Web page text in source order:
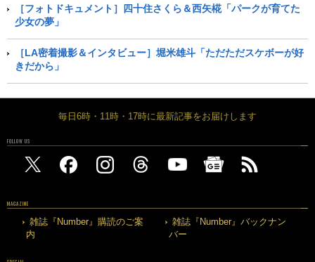
［フォトドキュメント］四十住さくら＆西矢椛「パークが育てた
少女の夢」
［LA密着撮影＆インタビュー］堀米雄斗「ただただスケボーが好
きだから」
毎日6時・11時・17時に最新記事をお届けします
FOLLOW US
MAGAZINE
雑誌『Number』購読のご案
内
雑誌『Number』バックナン
バー